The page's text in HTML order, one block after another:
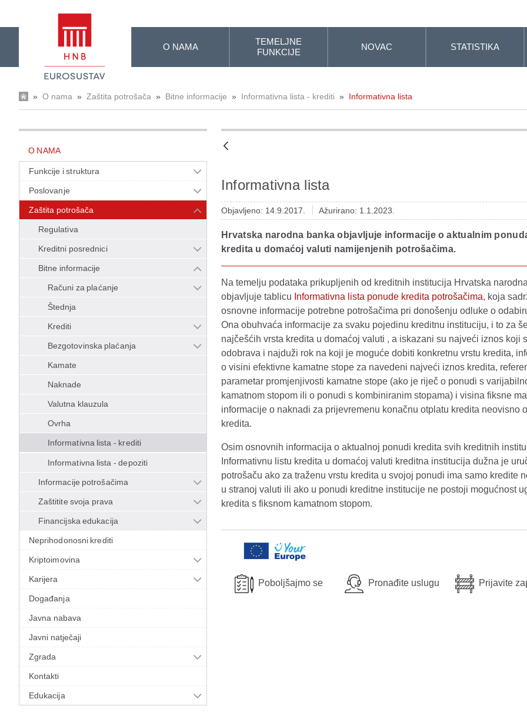
O NAMA
TEMELJNE
FUNKCIJE
NOVAC STATISTIKA
» O nama » Zaštita potrošača » Bitne informacije » Informativna lista - krediti » Informativna lista
O NAMA
Funkcije i struktura
Poslovanje
Zaštita potrošača
Regulativa
Kreditni posrednici
Bitne informacije
Računi za plaćanje
Štednja
Krediti
Bezgotovinska plaćanja
Kamate
Naknade
Valutna klauzula
Ovrha
Informativna lista - krediti
Informativna lista - depoziti
Informacije potrošačima
Zaštitite svoja prava
Financijska edukacija
Neprihodonosni krediti
Kriptoimovina
Karijera
Događanja
Javna nabava
Javni natječaji
Zgrada
Kontakti
Edukacija
Informativna lista
Objavljeno: 14.9.2017. Ažurirano: 1.1.2023.
Hrvatska narodna banka objavljuje informacije o aktualnim
kredita u domaćoj valuti namijenjenih potrošačima.
Na temelju podataka prikupljenih od kreditnih institucija Hrvatska
objavljuje tablicu Informativna lista ponude kredita potrošačima, koja
osnovne informacije potrebne potrošačima pri donošenju odluke o
Ona obuhvaća informacije za svaku pojedinu kreditnu instituciju, i to za
najčešćih vrsta kredita u domaćoj valuti , a iskazani su najveći iznos koji
odobrava i najduži rok na koji je moguće dobiti konkretnu vrstu kredita,
o visini efektivne kamatne stope za navedeni najveći iznos kredita,
parametar promjenjivosti kamatne stope (ako je riječ o ponudi s
kamatnom stopom ili o ponudi s kombiniranim stopama) i visina fiksne
informacije o naknadi za prijevremenu konačnu otplatu kredita neovisno
kredita.
Osim osnovnih informacija o aktualnoj ponudi kredita svih kreditnih
Informativnu listu kredita u domaćoj valuti kreditna institucija dužna je
potrošaču ako za traženu vrstu kredita u svojoj ponudi ima samo kredite
u stranoj valuti ili ako u ponudi kreditne institucije ne postoji mogućnost
kredita s fiksnom kamatnom stopom.
Poboljšajmo se Pronađite uslugu Prijavite